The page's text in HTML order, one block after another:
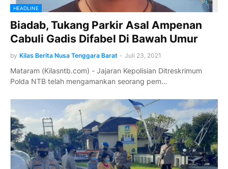
HEADLINE
Biadab, Tukang Parkir Asal Ampenan
Cabuli Gadis Difabel Di Bawah Umur
by Kilas Berita Nusa Tenggara Barat - Juli 23, 2021
Mataram (Kilasntb.com) - Jajaran Kepolisian Ditreskrimum
Polda NTB telah mengamankan seorang pem…